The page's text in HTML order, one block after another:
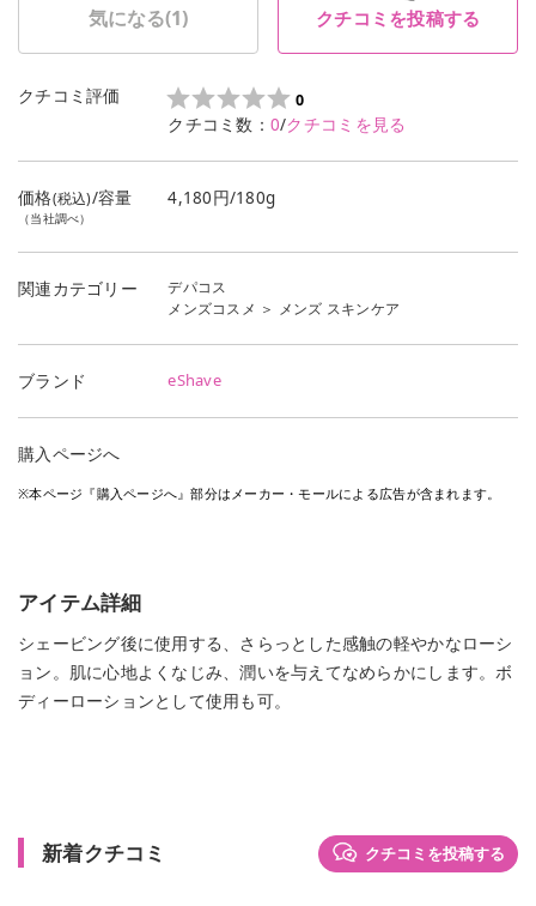
気になる(1) クチコミを投稿する
クチコミ評価 0
クチコミ数： 0/クチコミを見る
価格(税込)/容量
（当社調べ）
4,180円/180g
関連カテゴリー
デパコス
メンズコスメ ＞ メンズ スキンケア
ブランド eShave
購入ページへ
※本ページ『購入ページへ』部分はメーカー・モールによる広告が含まれます。
アイテム詳細
シェービング後に使用する、さらっとした感触の軽やかなローシ
ョン。肌に心地よくなじみ、潤いを与えてなめらかにします。ボ
ディーローションとして使用も可。
新着クチコミ クチコミを投稿する